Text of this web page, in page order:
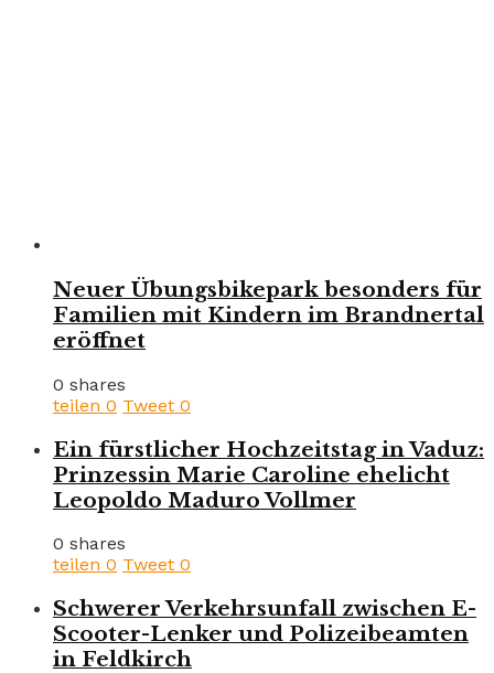
Neuer Übungsbikepark besonders für
Familien mit Kindern im Brandnertal
eröffnet
0 shares
teilen 0 Tweet 0
Ein fürstlicher Hochzeitstag in Vaduz:
Prinzessin Marie Caroline ehelicht
Leopoldo Maduro Vollmer
0 shares
teilen 0 Tweet 0
Schwerer Verkehrsunfall zwischen E-
Scooter-Lenker und Polizeibeamten
in Feldkirch